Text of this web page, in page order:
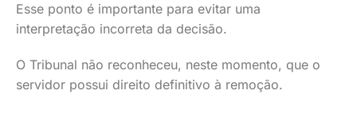
Esse ponto é importante para evitar uma
interpretação incorreta da decisão.
O Tribunal não reconheceu, neste momento, que o
servidor possui direito definitivo à remoção.